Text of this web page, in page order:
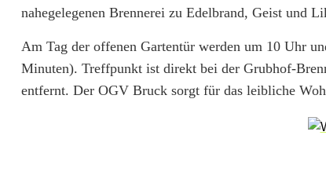
n
S
c
nahegelegenen Brennerei zu Edelbrand, Geist und
Am Tag der offenen Gartentür werden um 10 Uhr
Minuten). Treffpunkt ist direkt bei der Grubhof-
entfernt. Der OGV Bruck sorgt für das leibliche